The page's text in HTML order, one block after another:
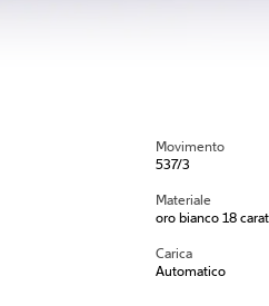
Movimento
537/3
Materiale
oro bianco 18
Carica
Automatico